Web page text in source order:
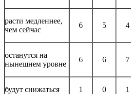
расти медленнее,
чем сейчас
6 5 4
останутся на
нынешнем уровне
6 6 7
будут снижаться 1 0 1